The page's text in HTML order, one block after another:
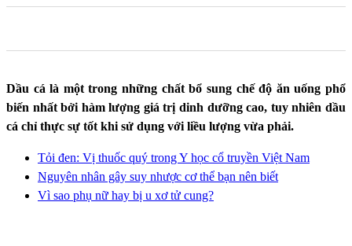
Dầu cá là một trong những chất bổ sung chế độ ăn uống phổ
biến nhất bởi hàm lượng giá trị dinh dưỡng cao, tuy nhiên dầu
cá chỉ thực sự tốt khi sử dụng với liều lượng vừa phải.
Tỏi đen: Vị thuốc quý trong Y học cổ truyền Việt Nam
Nguyên nhân gây suy nhược cơ thể bạn nên biết
Vì sao phụ nữ hay bị u xơ tử cung?